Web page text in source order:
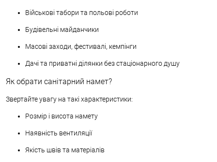
Військові табори та польові роботи
Будівельні майданчики
Масові заходи, фестивалі, кемпінги
Дачі та приватні ділянки без стаціонарного душу
Як обрати санітарний намет?
Звертайте увагу на такі характеристики:
Розмір і висота намету
Наявність вентиляції
Якість швів та матеріалів